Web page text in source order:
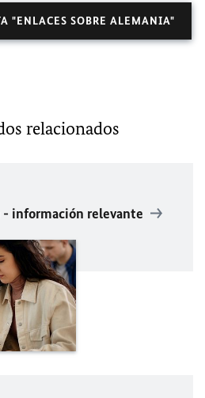
"ENLACES SOBRE ALEMANIA"
relacionados
información relevante